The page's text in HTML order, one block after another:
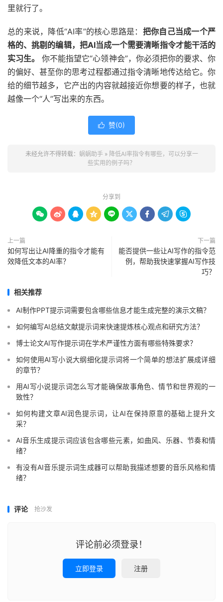
里就行了。
总的来说，降低“AI率”的核心思路是： 把你自己当成一个严
格的、挑剔的编辑，把AI当成一个需要清晰指令才能干活的
实习生。
你不能指望它“心领神会”，你必须把你的要求、你
的偏好、甚至你的思考过程都通过指令清晰地传达给它。你
给的细节越多，它产出的内容就越接近你想要的样子，也就
越像一个“人”写出来的东西。
 赞(0)
未经允许不得转载： 蜗蜗助手» 降低AI率指令有哪些，可以分享一
些实用的例子吗？
分享到
        
上一篇
如何写出让AI降重的指令才能有
效降低文本的AI率？
下一篇
能否提供一些让AI写作的指令范
例，帮助我快速掌握AI写作技
巧？
相关推荐
AI制作PPT提示词需要包含哪些信息才能生成完整的演示文稿？
如何编写AI总结文献提示词来快速提炼核心观点和研究方法？
博士论文AI写作提示词在学术严谨性方面有哪些特殊要求？
如何使用AI写小说大纲细化提示词将一个简单的想法扩展成详细
的章节？
用AI写小说提示词怎么写才能确保故事角色、情节和世界观的一
致性？
如何构建文章AI润色提示词，让AI在保持原意的基础上提升文
采？
AI音乐生成提示词应该包含哪些元素，如曲风、乐器、节奏和情
绪？
有没有AI音乐提示词生成器可以帮助我描述想要的音乐风格和情
绪？
评论 抢沙发
评论前必须登录！
立即登录 注册